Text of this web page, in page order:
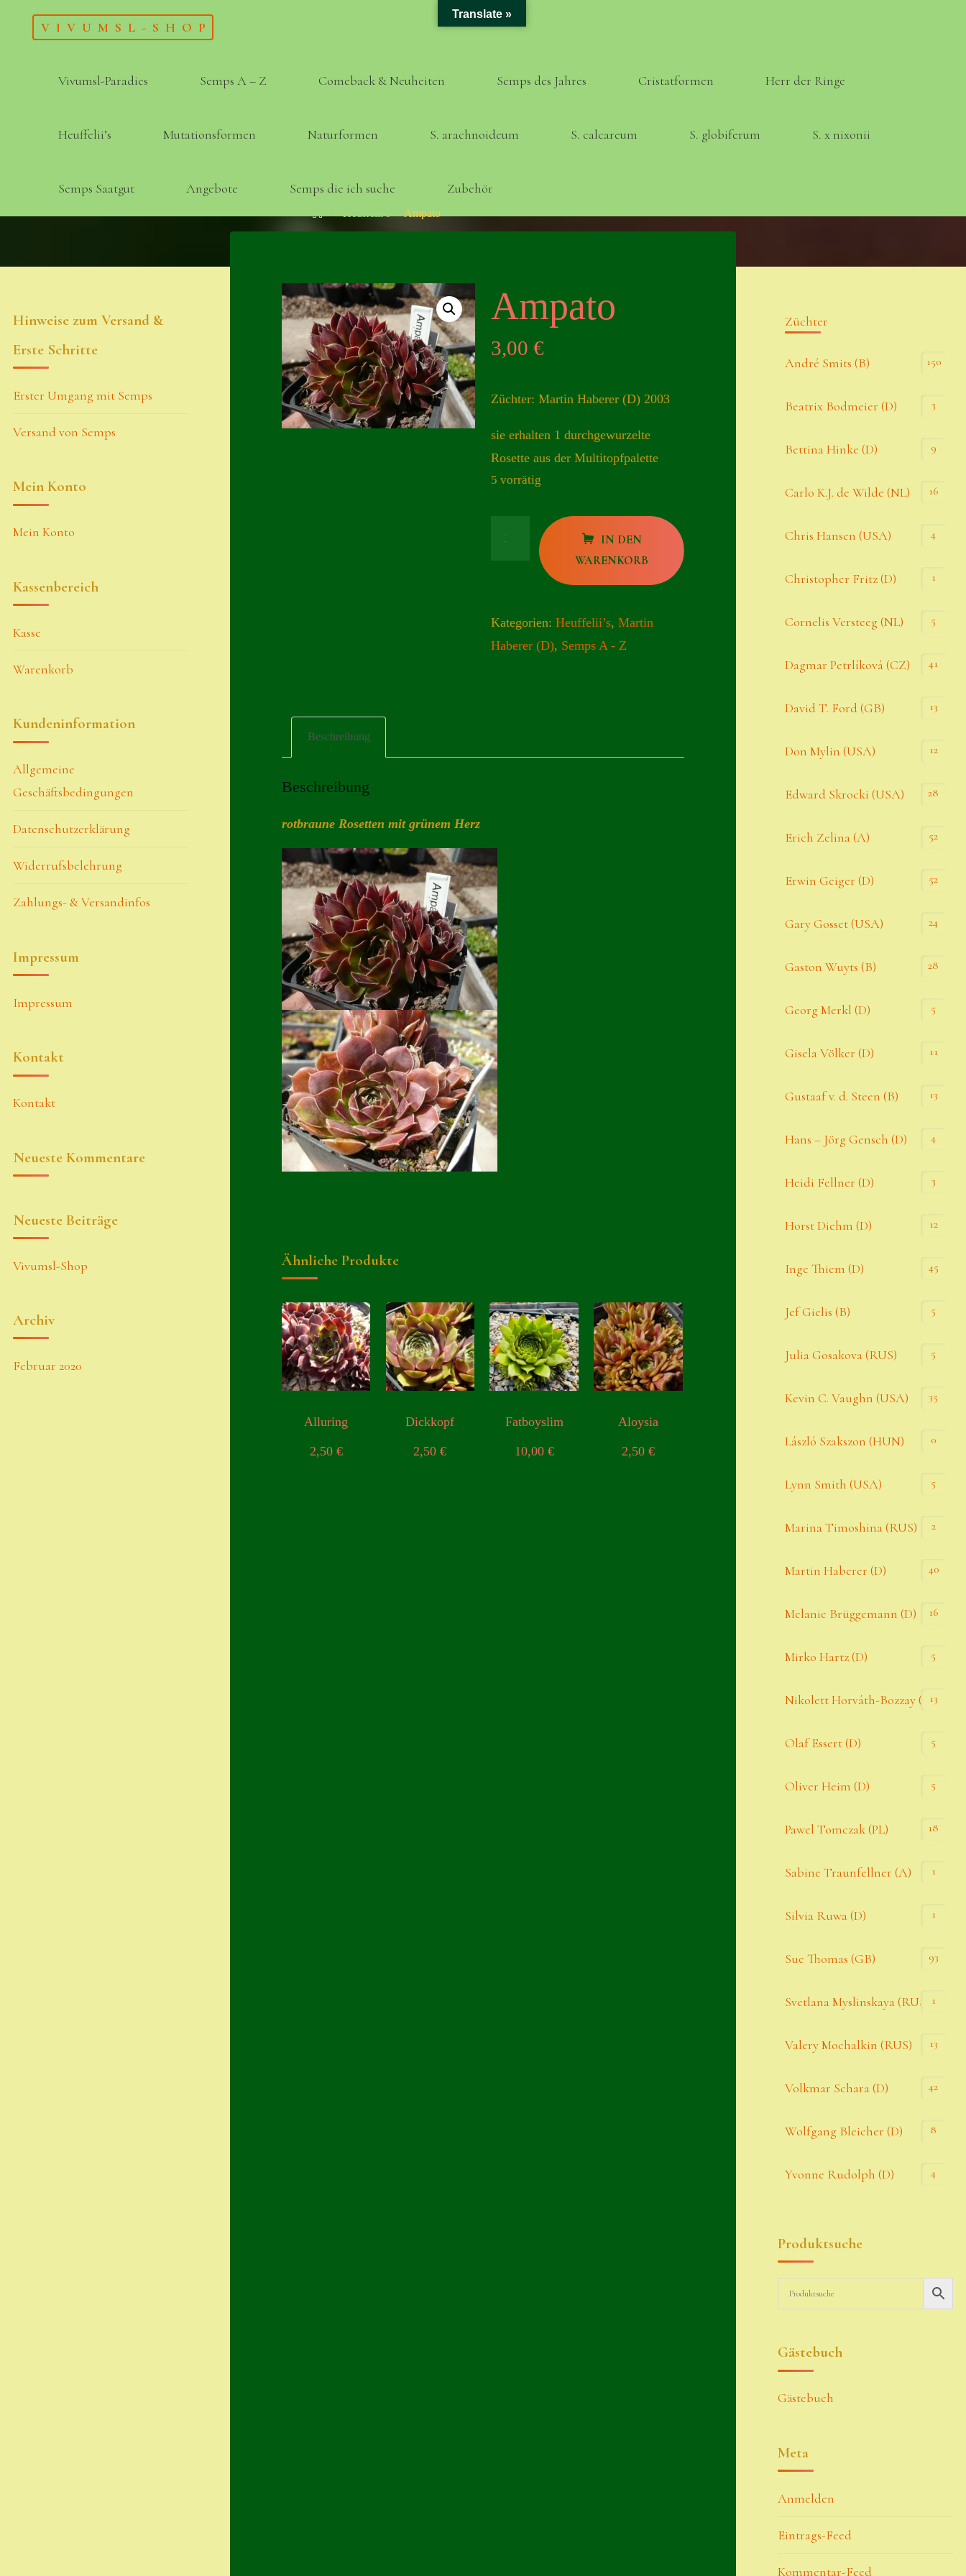
VIVUMSL-SHOP
Vivumsl-Paradies Semps A – Z Comeback & Neuheiten Semps des Jahres Cristatformen Herr der Ringe
Heuffelii’s Mutationsformen Naturformen S. arachnoideum S. calcareum S. globiferum S. x nixonii
Semps Saatgut Angebote Semps die ich suche Zubehör
Seiten
Account
Comeback & Neuheiten
Widerrufsbelehrung
Zahlung
Zahlungs- & Versandinfos
Zubehör
Heuffelii’s Ampato
Ampato
3,00€
Züchter: Martin Haberer (D) 2003
sie erhalten 1 durchgewurzelte
Rosette aus der Multitopfpalette
5 vorrätig
IN DEN
WARENKORB
Kategorien:Heuffelii’s,Martin
Haberer (D), Semps A - Z
Beschreibung
Beschreibung
rotbraune Rosetten mit grünem Herz
Ähnliche Produkte
Alluring
2,50 €
Dickkopf
2,50€
Fatboyslim
10,00 €
Aloysia
2,50 €
Hinweise zum Versand &
Erste Schritte
Erster Umgang mit Semps
Versand von Semps
Mein Konto
Mein Konto
Kassenbereich
Kasse
Warenkorb
Kundeninformation
Allgemeine
Geschäftsbedingungen
Datenschutzerklärung
Widerrufsbelehrung
Zahlungs- & Versandinfos
Impressum
Impressum
Kontakt
Kontakt
Neueste Kommentare
Neueste Beiträge
Vivumsl-Shop
Archiv
Februar 2020
Züchter
André Smits (B) 150
Beatrix Bodmeier (D) 3
Bettina Hinke (D) 9
Carlo K.J. de Wilde (NL) 16
Chris Hansen (USA) 4
Christopher Fritz (D) 1
Cornelis Versteeg (NL) 5
Dagmar Petrlíková (CZ) 41
David T. Ford (GB) 13
Don Mylin (USA) 12
Edward Skrocki (USA) 28
Erich Zelina (A) 52
Erwin Geiger (D) 52
Gary Gosset (USA) 24
Gaston Wuyts (B) 28
Georg Merkl (D) 5
Gisela Völker (D) 11
Gustaaf v. d. Steen (B) 13
Hans – Jörg Gensch (D) 4
Heidi Fellner (D) 3
Horst Diehm (D) 12
Inge Thiem (D) 45
Jef Gielis (B) 5
Julia Gosakova (RUS) 5
Kevin C. Vaughn (USA) 35
László Szakszon (HUN) 0
Lynn Smith (USA) 5
Marina Timoshina (RUS) 2
Martin Haberer (D) 40
Melanie Brüggemann (D) 16
Mirko Hartz (D) 5
Nikolett Horváth-Bozzay (A)13
Olaf Essert (D) 5
Oliver Heim (D) 5
Pawel Tomczak (PL) 18
Sabine Traunfellner (A) 1
Silvia Ruwa (D) 1
Sue Thomas (GB) 93
Svetlana Myslinskaya (RUS) 1
Valery Mochalkin (RUS) 13
Volkmar Schara (D) 42
Wolfgang Bleicher (D) 8
Yvonne Rudolph (D) 4
Produktsuche
Gästebuch
Gästebuch
Meta
Anmelden
Eintrags-Feed
Kommentar-Feed
Translate »